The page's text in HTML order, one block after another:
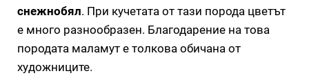
снежнобял. При кучетата от тази порода цветът
е много разнообразен. Благодарение на това
породата маламут е толкова обичана от
художниците.